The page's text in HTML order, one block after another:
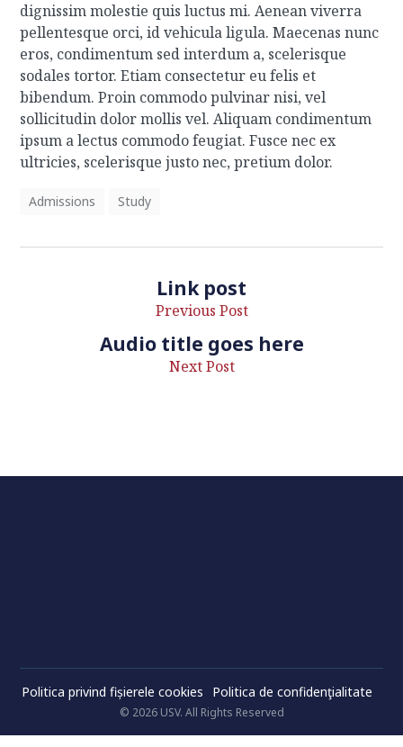
dignissim molestie quis luctus mi. Aenean viverra
pellentesque orci, id vehicula ligula. Maecenas nunc
eros, condimentum sed interdum a, scelerisque
sodales tortor. Etiam consectetur eu felis et
bibendum. Proin commodo pulvinar nisi, vel
sollicitudin dolor mollis vel. Aliquam condimentum
ipsum a lectus commodo feugiat. Fusce nec ex
ultricies, scelerisque justo nec, pretium dolor.
Admissions Study
Link post
Previous Post
Audio title goes here
Next Post
Politica privind fișierele cookies Politica de confidenţialitate
© 2026 USV. All Rights Reserved